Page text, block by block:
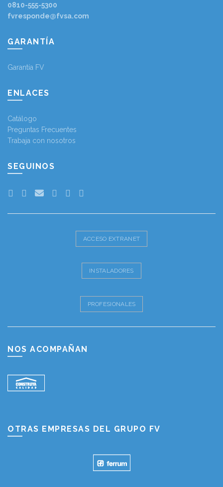
0810-555-5300
fvresponde@fvsa.com
GARANTÍA
Garantía FV
ENLACES
Catálogo
Preguntas Frecuentes
Trabaja con nosotros
SEGUINOS
ACCESO EXTRANET
INSTALADORES
PROFESIONALES
NOS ACOMPAÑAN
OTRAS EMPRESAS DEL GRUPO FV